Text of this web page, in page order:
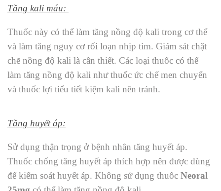
Tăng kali máu:
Thuốc này có thể làm tăng nồng độ kali trong cơ thể
và làm tăng nguy cơ rối loạn nhịp tim. Giám sát chặt
chẽ nồng độ kali là cần thiết. Các loại thuốc có thể
làm tăng nồng độ kali như thuốc ức chế men chuyển
và thuốc lợi tiểu tiết kiệm kali nên tránh.
Tăng huyết áp:
Sử dụng thận trọng ở bệnh nhân tăng huyết áp.
Thuốc chống tăng huyết áp thích hợp nên được dùng
để kiểm soát huyết áp. Không sử dụng thuốc Neoral